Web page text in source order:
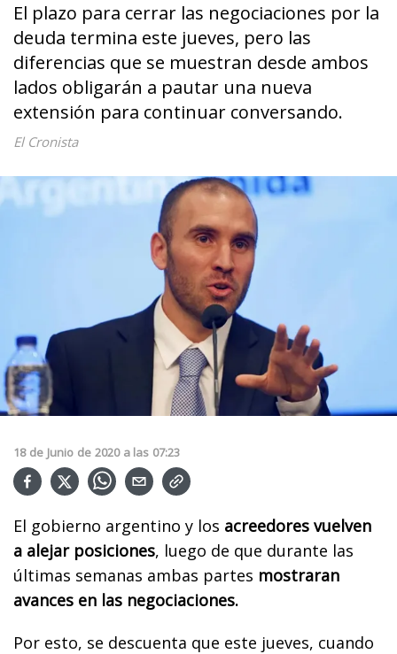
El plazo para cerrar las negociaciones por la
deuda termina este jueves, pero las
diferencias que se muestran desde ambos
lados obligarán a pautar una nueva
extensión para continuar conversando.
El Cronista
18 de Junio de 2020 a las 07:23
El gobierno argentino y los acreedores vuelven
a alejar posiciones, luego de que durante las
últimas semanas ambas partes mostraran
avances en las negociaciones.
Por esto, se descuenta que este jueves, cuando